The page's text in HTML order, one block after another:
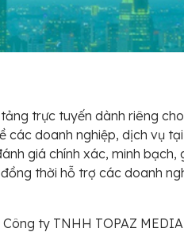
trực tuyến dành riêng
doanh nghiệp, dịch vụ
giá chính xác, minh bạch,
thời hỗ trợ các doanh
ty TNHH TOPAZ